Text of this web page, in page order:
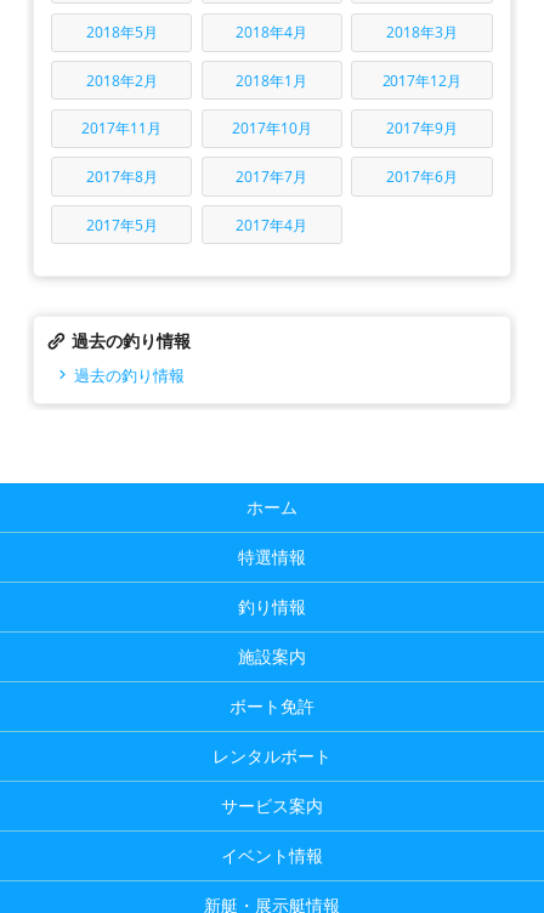
2018年5月 2018年4月 2018年3月
2018年2月 2018年1月 2017年12月
2017年11月 2017年10月 2017年9月
2017年8月 2017年7月 2017年6月
2017年5月 2017年4月
過去の釣り情報
過去の釣り情報
ホーム
特選情報
釣り情報
施設案内
ボート免許
レンタルボート
サービス案内
イベント情報
新艇・展示艇情報